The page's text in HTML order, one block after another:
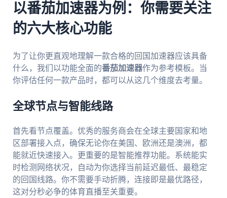
以番茄加速器为例：你需要关注
的六大核心功能
为了让你更直观地理解一款合格的回国加速器应该具备
什么，我们以功能全面的番茄加速器作为参考模板。当
你评估任何一款产品时，都可以从这几个维度去考量。
全球节点与智能线路
首先看节点覆盖。优秀的服务商会在全球主要国家和地
区部署接入点，确保无论你在美国、欧洲还是澳洲，都
能就近快速接入。更重要的是智能推荐功能。系统能实
时检测网络状况，自动为你选择当前延迟最低、最稳定
的回国线路。你不需要手动折腾，连接即是最优路径，
这对分秒必争的体育直播至关重要。